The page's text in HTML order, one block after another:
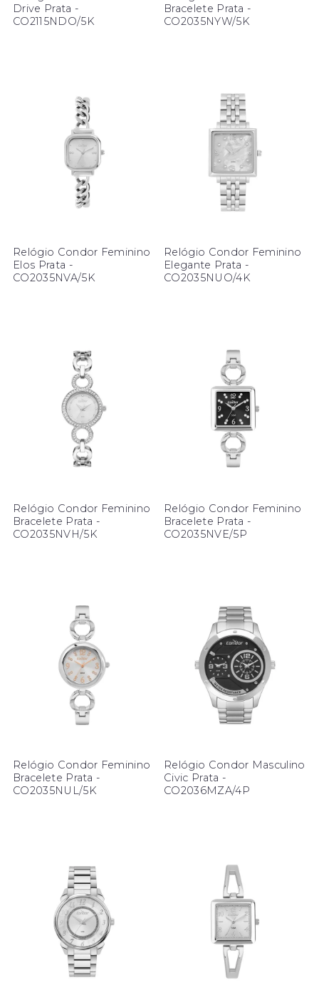
Drive Prata -
CO2115NDO/5K
Bracelete Prata -
CO2035NYW/5K
Relógio Condor Feminino
Elos Prata -
CO2035NVA/5K
Relógio Condor Feminino
Elegante Prata -
CO2035NUO/4K
Relógio Condor Feminino
Bracelete Prata -
CO2035NVH/5K
Relógio Condor Feminino
Bracelete Prata -
CO2035NVE/5P
Relógio Condor Feminino
Bracelete Prata -
CO2035NUL/5K
Relógio Condor Masculino
Civic Prata -
CO2036MZA/4P